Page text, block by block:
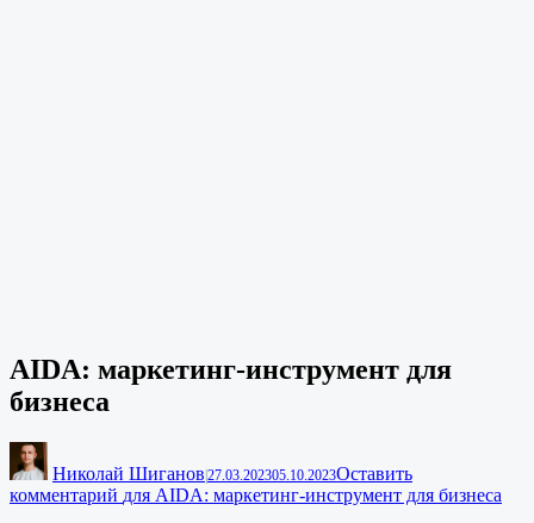
AIDA: маркетинг-инструмент для
бизнеса
Николай Шиганов|27.03.202305.10.2023Оставить
комментарий для AIDA: маркетинг-инструмент для бизнеса